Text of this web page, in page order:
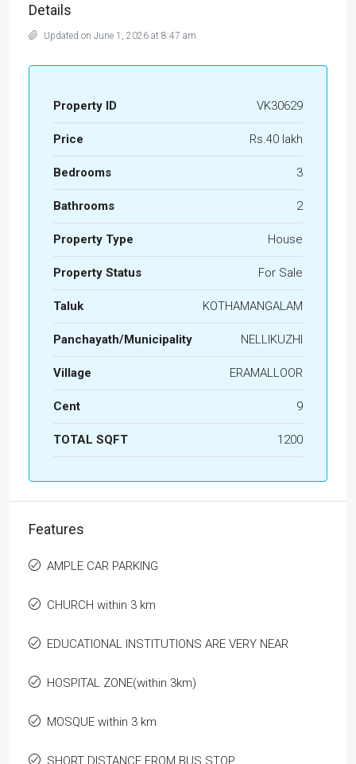
Details
Updated on June 1, 2026 at 8:47 am
Property ID VK30629
Price Rs.40 lakh
Bedrooms 3
Bathrooms 2
Property Type House
Property Status For Sale
Taluk KOTHAMANGALAM
Panchayath/Municipality NELLIKUZHI
Village ERAMALLOOR
Cent 9
TOTAL SQFT 1200
Features
AMPLE CAR PARKING
CHURCH within 3 km
EDUCATIONAL INSTITUTIONS ARE VERY NEAR
HOSPITAL ZONE(within 3km)
MOSQUE within 3 km
SHORT DISTANCE FROM BUS STOP